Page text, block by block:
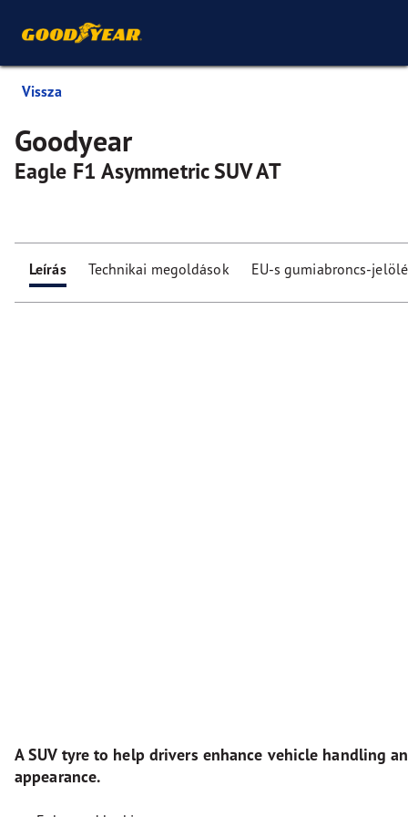
Vissza
Goodyear
Eagle F1 Asymmetric SUV AT
Leírás Technikai megoldások EU-s gumiabroncs-
A SUV tyre to help drivers enhance vehicle handling
appearance.